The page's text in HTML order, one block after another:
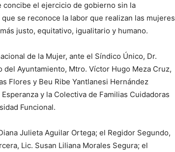
concibe el ejercicio de gobierno sin la
se reconoce la labor que realizan las mujeres
justo, equitativo, igualitario y humano.
de la Mujer, ante el Síndico Único, Dr.
Ayuntamiento, Mtro. Víctor Hugo Meza Cruz,
Flores y Beu Ribe Yantlanesi Hernández
y la Colectiva de Familias Cuidadoras
Funcional.
Julieta Aguilar Ortega; el Regidor Segundo,
Lic. Susan Liliana Morales Segura; el